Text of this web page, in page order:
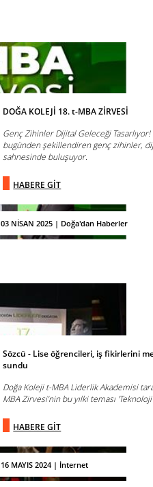
03 NİSAN 2025 | Doğa'dan Haberler
DOĞA KOLEJİ 18. t-MBA ZİRVESİ
Genç Zihinler Dijital Geleceği Tasarlıyor!
bugünden şekillendiren genç zihinler,
sahnesinde buluşuyor.
HABERE GİT
16 MAYIS 2024 | İnternet
Sözcü - Lise öğrencileri, iş fikirlerini
sundu
Doğa Koleji t-MBA Liderlik Akademisi
MBA Zirvesi’nin bu yılki teması
HABERE GİT